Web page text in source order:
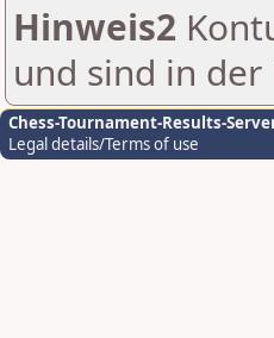
Hinweis2
und sind in
Chess-Tournament-Results-
Legal details/Terms of use